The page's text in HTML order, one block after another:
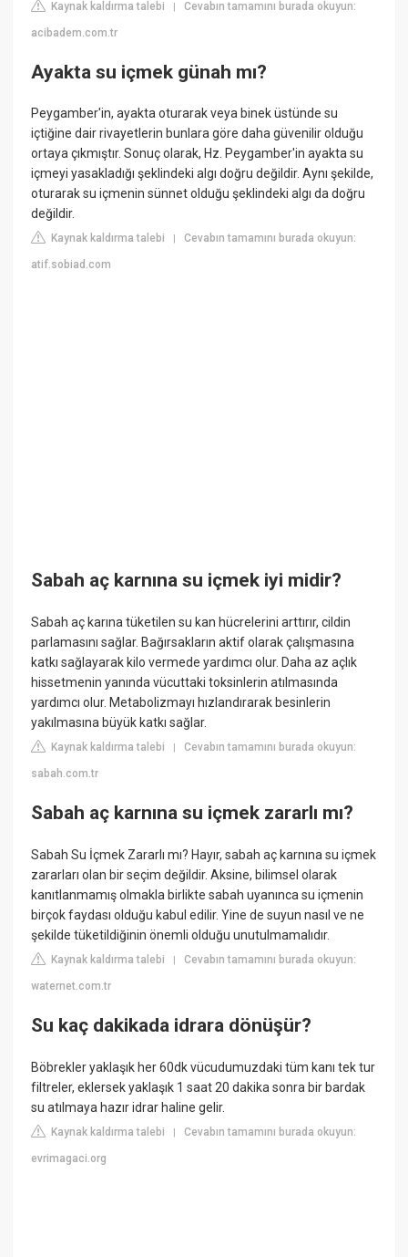
Kaynak kaldırma talebi |Cevabın tamamını burada okuyun:
acibadem.com.tr
Ayakta su içmek günah mı?
Peygamber'in, ayakta oturarak veya binek üstünde su
içtiğine dair rivayetlerin bunlara göre daha güvenilir olduğu
ortaya çıkmıştır. Sonuç olarak, Hz. Peygamber'in ayakta su
içmeyi yasakladığı şeklindeki algı doğru değildir. Aynı şekilde,
oturarak su içmenin sünnet olduğu şeklindeki algı da doğru
değildir.
Kaynak kaldırma talebi |Cevabın tamamını burada okuyun:
atif.sobiad.com
Sabah aç karnına su içmek iyi midir?
Sabah aç karına tüketilen su kan hücrelerini arttırır, cildin
parlamasını sağlar. Bağırsakların aktif olarak çalışmasına
katkı sağlayarak kilo vermede yardımcı olur. Daha az açlık
hissetmenin yanında vücuttaki toksinlerin atılmasında
yardımcı olur. Metabolizmayı hızlandırarak besinlerin
yakılmasına büyük katkı sağlar.
Kaynak kaldırma talebi |Cevabın tamamını burada okuyun:
sabah.com.tr
Sabah aç karnına su içmek zararlı mı?
Sabah Su İçmek Zararlı mı? Hayır, sabah aç karnına su içmek
zararları olan bir seçim değildir. Aksine, bilimsel olarak
kanıtlanmamış olmakla birlikte sabah uyanınca su içmenin
birçok faydası olduğu kabul edilir. Yine de suyun nasıl ve ne
şekilde tüketildiğinin önemli olduğu unutulmamalıdır.
Kaynak kaldırma talebi |Cevabın tamamını burada okuyun:
waternet.com.tr
Su kaç dakikada idrara dönüşür?
Böbrekler yaklaşık her 60dk vücudumuzdaki tüm kanı tek tur
filtreler, eklersek yaklaşık 1 saat 20 dakika sonra bir bardak
su atılmaya hazır idrar haline gelir.
Kaynak kaldırma talebi |Cevabın tamamını burada okuyun:
evrimagaci.org